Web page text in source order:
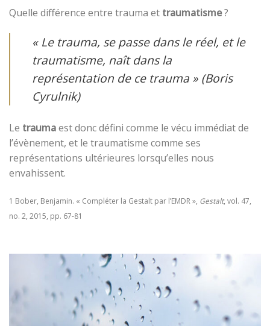
Quelle différence entre trauma et traumatisme?
« Le trauma, se passe dans le réel, et le
traumatisme, naît dans la
représentation de ce trauma » (Boris
Cyrulnik)
Le traumaest donc défini comme le vécu immédiat de
l’évènement, et le traumatisme comme ses
représentations ultérieures lorsqu’elles nous
envahissent.
1 Bober, Benjamin. « Compléter la Gestalt par l’EMDR », Gestalt, vol. 47,
no. 2, 2015, pp. 67-81